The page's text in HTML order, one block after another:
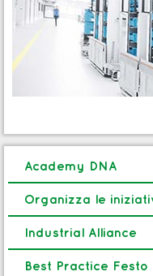
Academy DNA
Organizza le
Industrial Alliance
Best Practice